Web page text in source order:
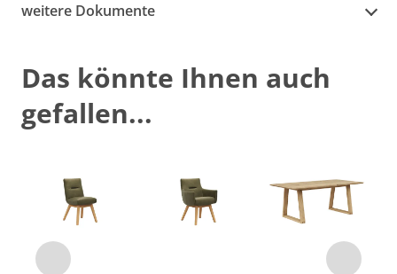
weitere Dokumente
Das könnte Ihnen auch
gefallen...